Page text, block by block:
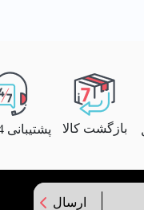
بازگشت کالا پشتیبانی 24 ساعته
ارسال